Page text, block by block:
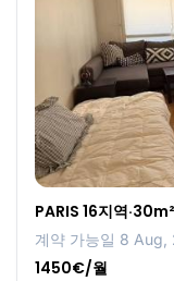
PARIS 16지역
계약 가능일 8 Aug,
1450€/월